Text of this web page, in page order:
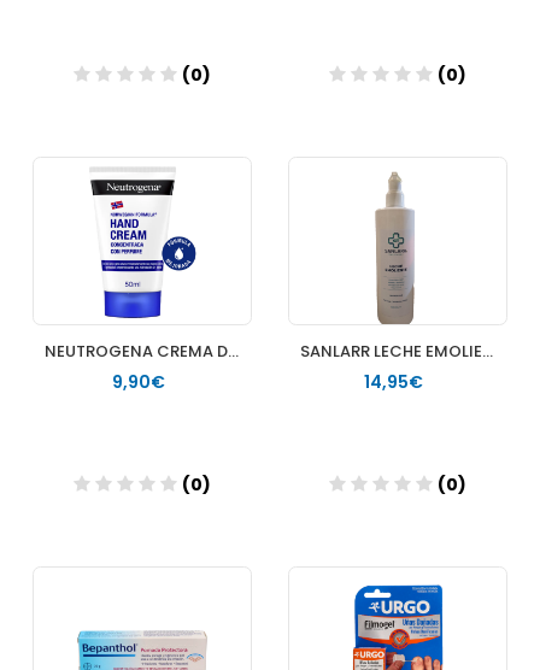
(0)
Añadir
(0)
Añadir
NEUTROGENA CREMA DE MANOS CONCENTRADA 50 ML 2 U
9,90€
(0)
SANLARR LECHE EMOLIENTE TATOPICA 400 ML
14,95€
(0)
Añadir